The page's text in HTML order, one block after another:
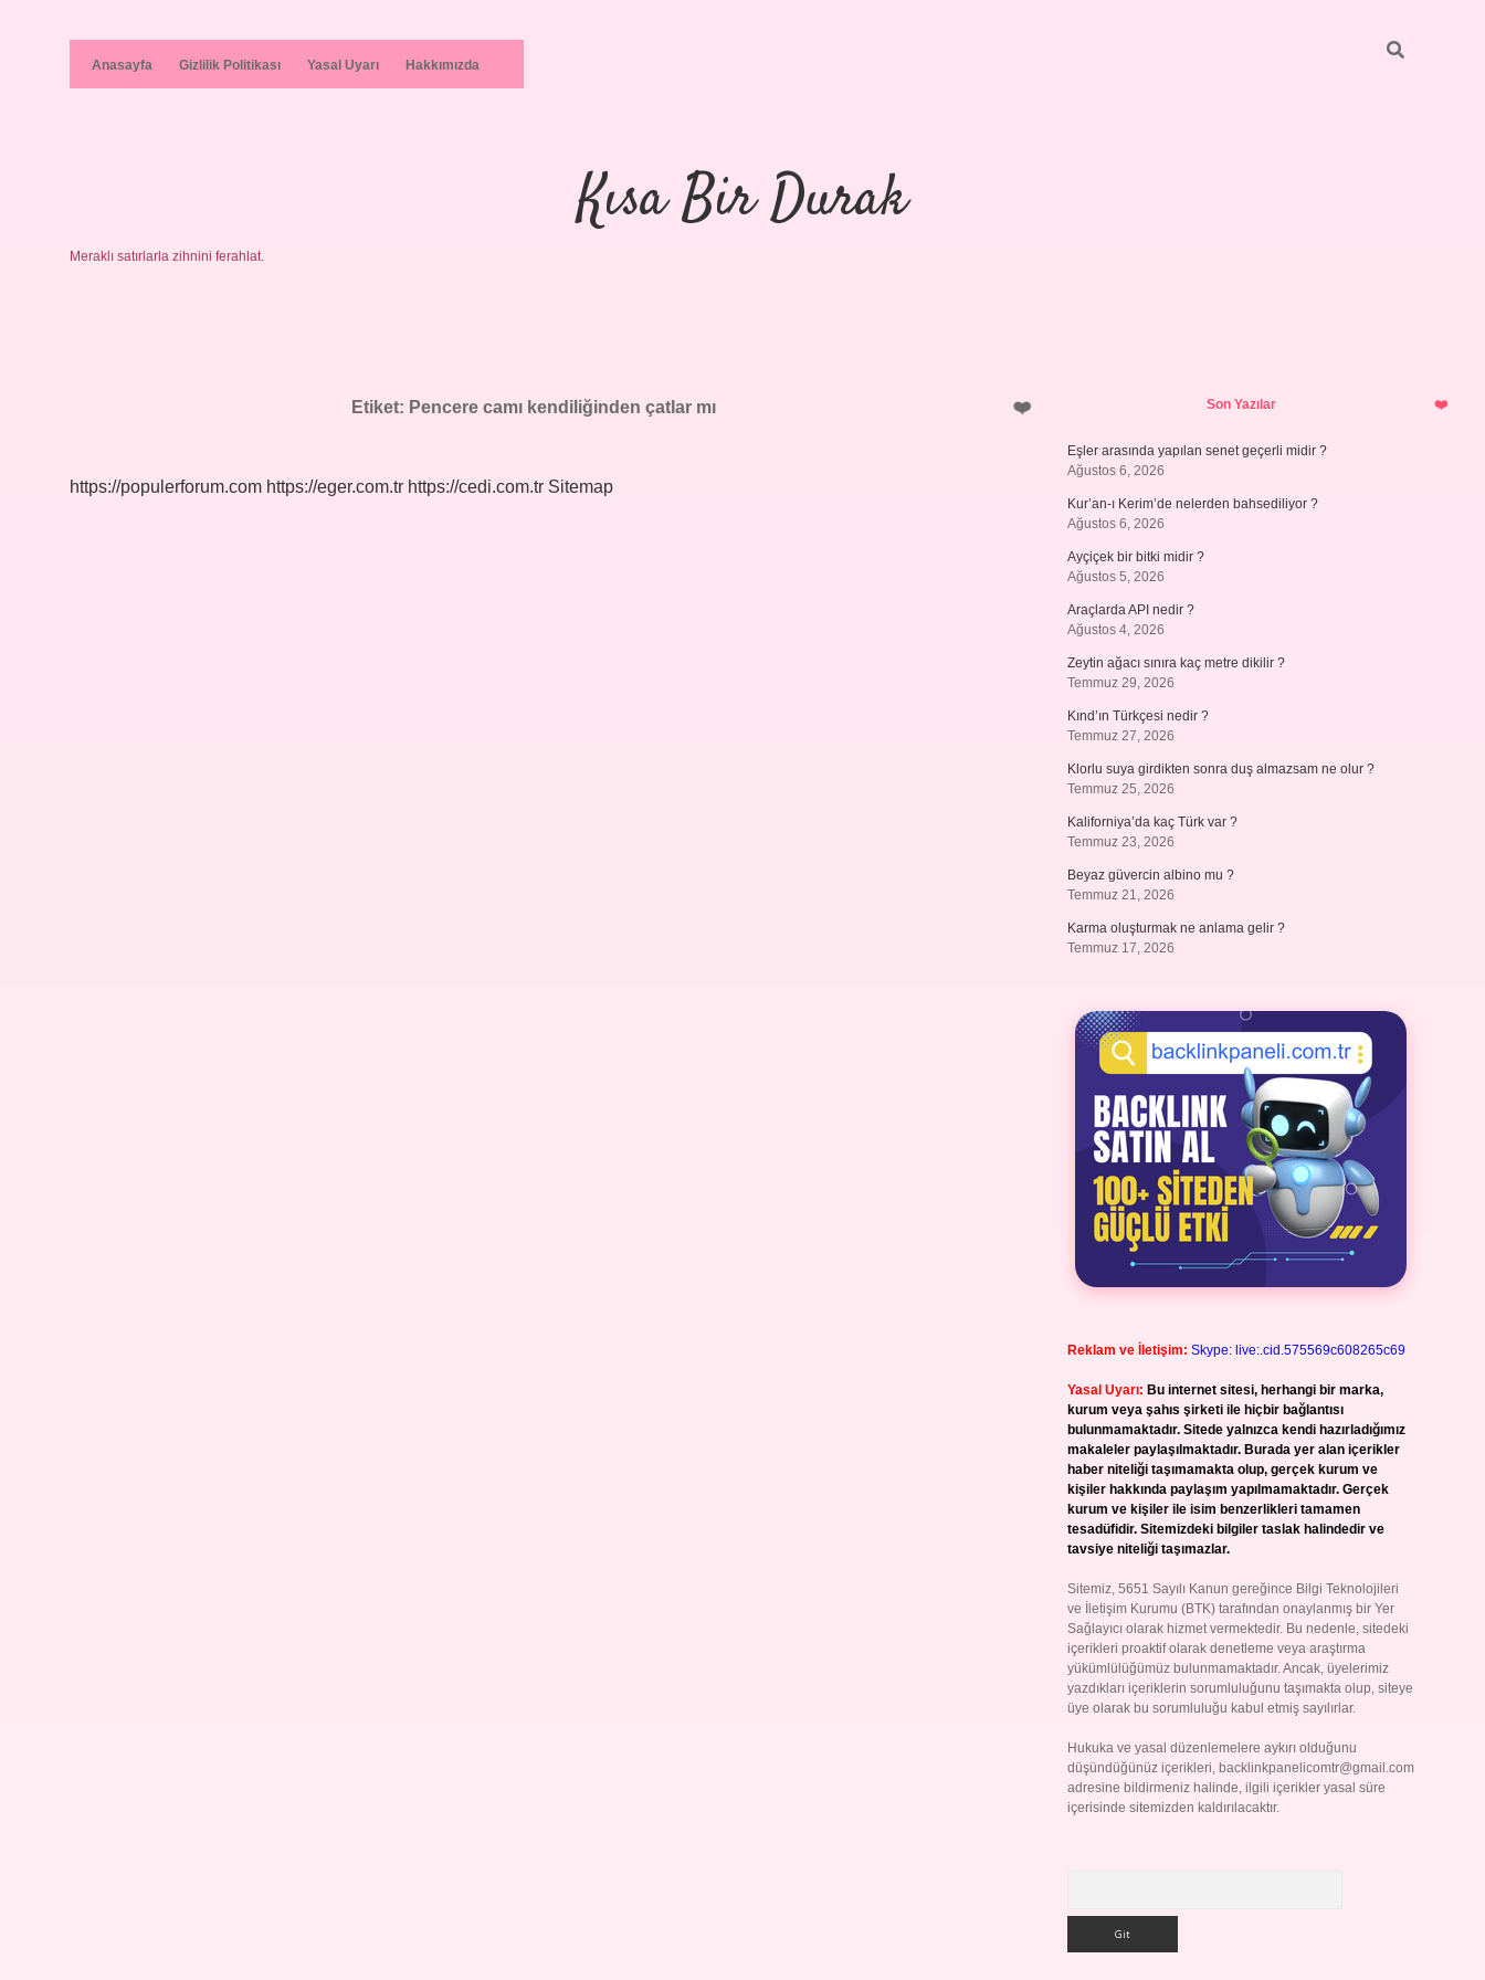
Anasayfa Gizlilik Politikası Yasal Uyarı Hakkımızda
Kısa Bir Durak
Meraklı satırlarla zihnini ferahlat.
Etiket: Pencere camı kendiliğinden çatlar mı
https://populerforum.com https://eger.com.tr https://cedi.com.tr Sitemap
SidebarSon Yazılar
Eşler arasında yapılan senet geçerli midir ?
Ağustos 6, 2026
Kur’an-ı Kerim’de nelerden bahsediliyor ?
Ağustos 6, 2026
Ayçiçek bir bitki midir ?
Ağustos 5, 2026
Araçlarda API nedir ?
Ağustos 4, 2026
Zeytin ağacı sınıra kaç metre dikilir ?
Temmuz 29, 2026
Kınd’ın Türkçesi nedir ?
Temmuz 27, 2026
Klorlu suya girdikten sonra duş almazsam ne olur ?
Temmuz 25, 2026
Kaliforniya’da kaç Türk var ?
Temmuz 23, 2026
Beyaz güvercin albino mu ?
Temmuz 21, 2026
Karma oluşturmak ne anlama gelir ?
Temmuz 17, 2026
Reklam ve İletişim: Skype: live:.cid.575569c608265c69
Yasal Uyarı: Bu internet sitesi, herhangi bir marka,
kurum veya şahıs şirketi ile hiçbir bağlantısı
bulunmamaktadır. Sitede yalnızca kendi hazırladığımız
makaleler paylaşılmaktadır. Burada yer alan içerikler
haber niteliği taşımamakta olup, gerçek kurum ve
kişiler hakkında paylaşım yapılmamaktadır. Gerçek
kurum ve kişiler ile isim benzerlikleri tamamen
tesadüfidir. Sitemizdeki bilgiler taslak halindedir ve
tavsiye niteliği taşımazlar.
Sitemiz, 5651 Sayılı Kanun gereğince Bilgi Teknolojileri
ve İletişim Kurumu (BTK) tarafından onaylanmış bir Yer
Sağlayıcı olarak hizmet vermektedir. Bu nedenle, sitedeki
içerikleri proaktif olarak denetleme veya araştırma
yükümlülüğümüz bulunmamaktadır. Ancak, üyelerimiz
yazdıkları içeriklerin sorumluluğunu taşımakta olup, siteye
üye olarak bu sorumluluğu kabul etmiş sayılırlar.
Hukuka ve yasal düzenlemelere aykırı olduğunu
düşündüğünüz içerikleri, backlinkpanelicomtr@gmail.com
adresine bildirmeniz halinde, ilgili içerikler yasal süre
içerisinde sitemizden kaldırılacaktır.